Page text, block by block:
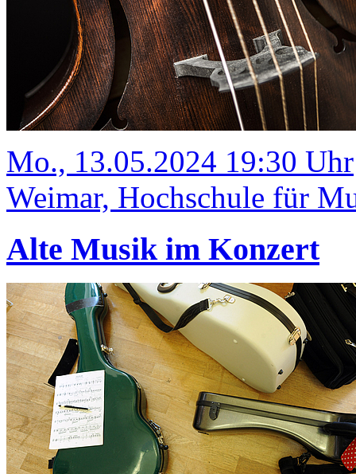
Mo., 13.05.2024 19:30 Uhr
Weimar, Hochschule für
Alte Musik im Konzert